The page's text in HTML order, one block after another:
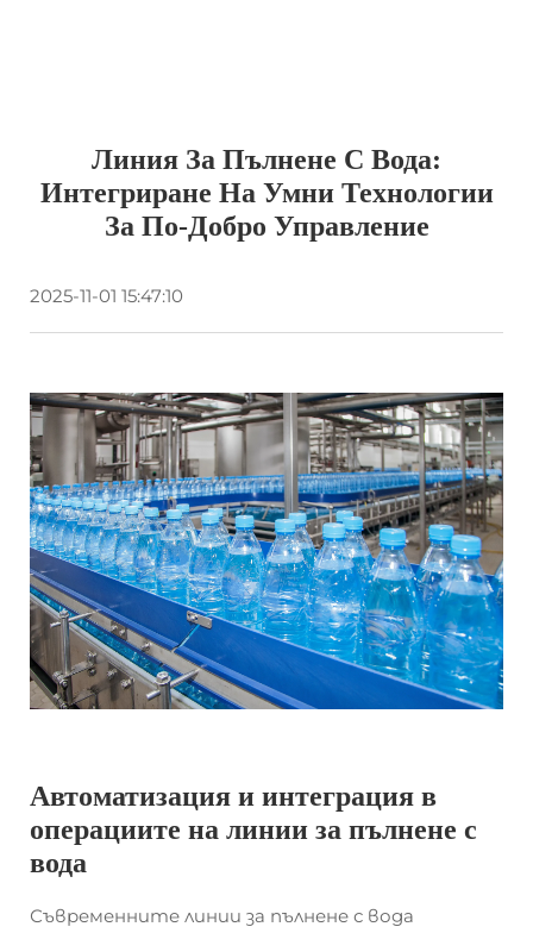
Линия За Пълнене С Вода:
Интегриране На Умни Технологии
За По-Добро Управление
2025-11-01 15:47:10
Автоматизация и интеграция в
операциите на линии за пълнене с
вода
Съвременните линии за пълнене с вода